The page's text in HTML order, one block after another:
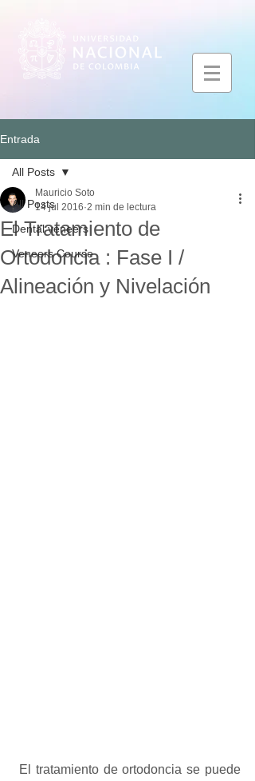
Entrada
All Posts
Dental veneers
Veneers Course
All Posts
El Tratamiento de
Ortodoncia : Fase I /
Alineación y Nivelación
Mauricio Soto
14 jul 2016 2 min de lectura